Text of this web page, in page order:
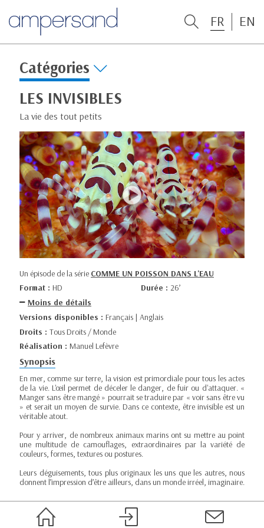
FR EN
Catégories
LES INVISIBLES
La vie des tout petits
Un épisode de la série COMME UN POISSON DANS L'EAU
Format : HD Durée : 26’
Moins de détails
Versions disponibles : Français | Anglais
Droits : Tous Droits / Monde
Réalisation : Manuel Lefèvre
Synopsis
En mer, comme sur terre, la vision est primordiale pour tous les actes
de la vie. L'œil permet de déceler le danger, de fuir ou d'attaquer. «
Manger sans être mangé » pourrait se traduire par « voir sans être vu
» et serait un moyen de survie. Dans ce contexte, être invisible est un
véritable atout.
Pour y arriver, de nombreux animaux marins ont su mettre au point
une multitude de camouflages, extraordinaires par la variété de
couleurs, formes, textures ou postures.
Leurs déguisements, tous plus originaux les uns que les autres, nous
donnent l’impression d’être ailleurs, dans un monde irréel, imaginaire.